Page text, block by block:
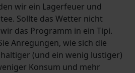
wir ein Lagerfeuer und
Sollte das Wetter nicht
das Programm in ein Tipi.
Anregungen, wie sich die
(und ein wenig lustiger)
Konsum und mehr